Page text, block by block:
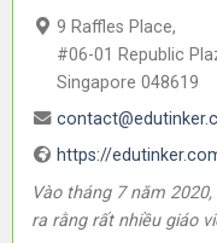
9 Raffles Place,
#06-01 Republic
Singapore 048619
https://
Vào tháng 7 năm
ra rằng rất nhiều giáo